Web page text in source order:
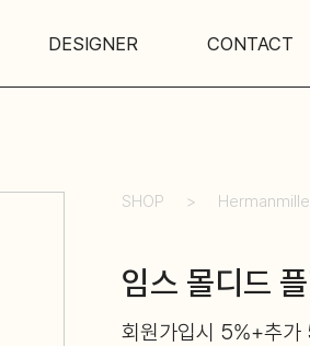
DESIGNER CONTACT
SHOP
임스 몰디드
회원가입시 5%+추가